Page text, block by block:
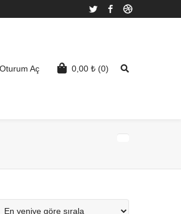
Twitter Facebook
0,00 ₺ (0)
Oturum Aç